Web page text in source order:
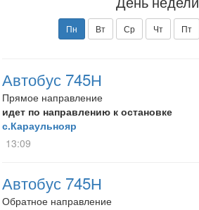
Пн Вт Ср Чт Пт
Автобус 745Н
Прямое направление
идет по направлению к остановке
с.Караульнояр
13:09
Автобус 745Н
Обратное направление